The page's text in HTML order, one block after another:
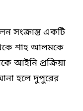
সংক্রান্ত একটি
শাহ আলমকে
আইনি প্রক্রিয়া
হলে দুপুরের